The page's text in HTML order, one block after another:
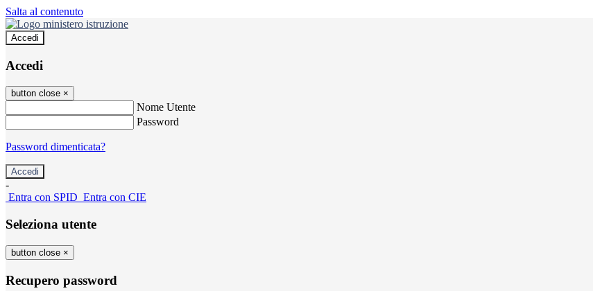
Salta al contenuto
Accedi
Accedi
button close ×
Nome Utente
Password
Password dimenticata?
-
Entra con SPID Entra con CIE
Seleziona utente
button close ×
Recupero password